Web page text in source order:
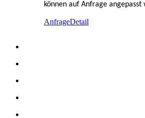
können auf Anfrage angepasst
AnfrageDetail